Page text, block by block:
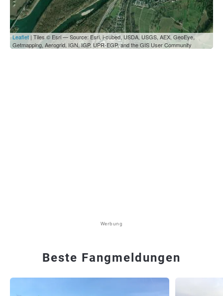
Leaflet | Tiles © Esri — Source: Esri, i-cubed, USDA, USGS, AEX, GeoEye,
Getmapping, Aerogrid, IGN, IGP, UPR-EGP, and the GIS User Community
Werbung
Beste Fangmeldungen